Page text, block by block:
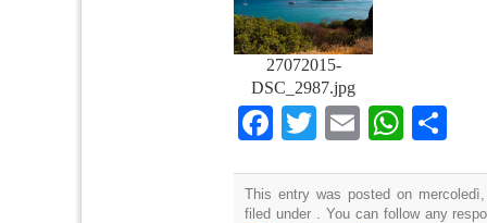
27072015-
DSC_2987.jpg
Facebook
TwitterEmail
This entry was posted on
filed under . You can follow any